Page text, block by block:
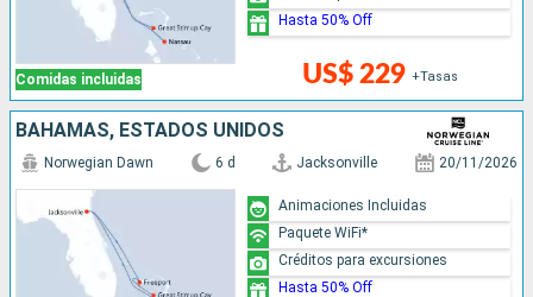
Comidas incluidas US$ 229 +Tasas
Hasta 50% Off
BAHAMAS, ESTADOS UNIDOS
Norwegian Dawn 6 d Jacksonville 20/11/2026
Animaciones Incluidas
Paquete WiFi*
Créditos para excursiones
Hasta 50% Off